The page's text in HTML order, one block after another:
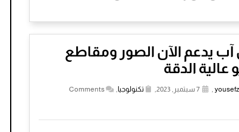
يدعم الآن الصور ومقاطع
عالية الدقة
, 7 سبتمبر, 2023, تكنولوجيا,
Comments